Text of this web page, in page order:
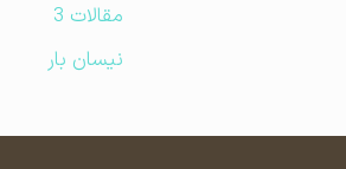
مقالات 3
نیسان بار